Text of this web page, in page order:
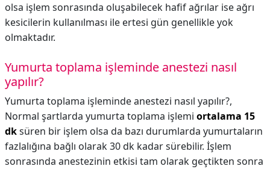
olsa işlem sonrasında oluşabilecek hafif ağrılar ise ağrı
kesicilerin kullanılması ile ertesi gün genellikle yok
olmaktadır.
Yumurta toplama işleminde anestezi nasıl
yapılır?
Yumurta toplama işleminde anestezi nasıl yapılır?,
Normal şartlarda yumurta toplama işlemi ortalama 15
dksüren bir işlem olsa da bazı durumlarda yumurtaların
fazlalığına bağlı olarak 30 dk kadar sürebilir. İşlem
sonrasında anestezinin etkisi tam olarak geçtikten sonra